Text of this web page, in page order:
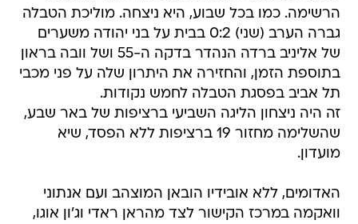
הרשימה. כמו בכל שבוע, היא ניצחה. מוליכת הטבלה
גברה הערב (שני) 0:2 בבית על בני יהודה משערים
של אליניב ברדה הנהדר בדקה ה-55 ושל וובה בראון
בתוספת הזמן, והחזירה את היתרון שלה על פני מכבי
תל אביב בפסגת הטבלה לחמש נקודות.
זה היה ניצחון הליגה השביעי ברציפות של באר שבע,
שהשלימה מחזור 19 ברציפות ללא הפסד, שיא
מועדון.
האדומים, ללא אובידיו הובאן המוצהב ועם אנתוני
וואקמה במרכז הקישור לצד מהראן ראדי וג'ון אוגו,